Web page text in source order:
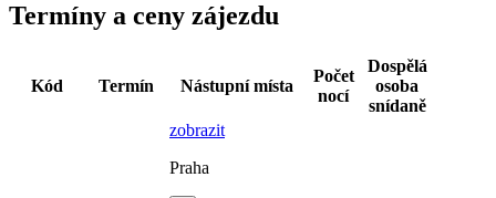
Termíny a ceny zájezdu
Kód Termín Nástupní místa
Počet
nocí
Dospělá
osoba
snídaně
zobrazit
Praha